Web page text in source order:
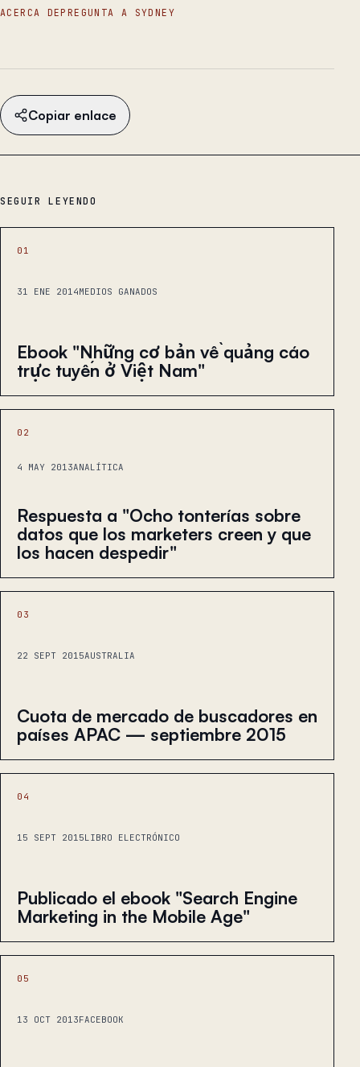
ACERCA DE PREGUNTA A SYDNEY
Copiar enlace
SEGUIR LEYENDO
01
31 ENE 2014MEDIOS GANADOS
Ebook "Những cơ bản về quảng cáo
trực tuyến ở Việt Nam"
02
4 MAY 2013ANALÍTICA
Respuesta a "Ocho tonterías sobre
datos que los marketers creen y que
los hacen despedir"
03
22 SEPT 2015AUSTRALIA
Cuota de mercado de buscadores en
países APAC — septiembre 2015
04
15 SEPT 2015LIBRO ELECTRÓNICO
Publicado el ebook "Search Engine
Marketing in the Mobile Age"
05
13 OCT 2013FACEBOOK